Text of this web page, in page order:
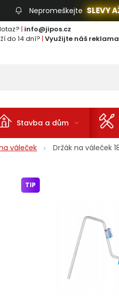
Nepromeškejte SLEVY
| info@jipos.cz
do 14 dní? | Využijte náš
Stavba a dům
váleček Držák na váleček
TIP